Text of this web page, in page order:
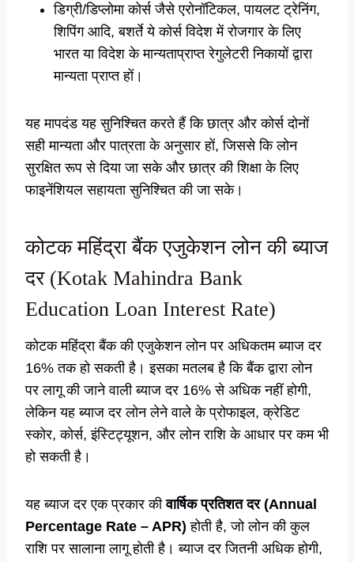
डिग्री/डिप्लोमा कोर्स जैसे एरोनॉटिकल, पायलट ट्रेनिंग,
शिपिंग आदि, बशर्ते ये कोर्स विदेश में रोजगार के लिए
भारत या विदेश के मान्यताप्राप्त रेगुलेटरी निकायों द्वारा
मान्यता प्राप्त हों।
यह मापदंड यह सुनिश्चित करते हैं कि छात्र और कोर्स दोनों
सही मान्यता और पात्रता के अनुसार हों, जिससे कि लोन
सुरक्षित रूप से दिया जा सके और छात्र की शिक्षा के लिए
फाइनेंशियल सहायता सुनिश्चित की जा सके।
कोटक महिंद्रा बैंक एजुकेशन लोन की ब्याज
दर (Kotak Mahindra Bank
Education Loan Interest Rate)
कोटक महिंद्रा बैंक की एजुकेशन लोन पर अधिकतम ब्याज दर
16% तक हो सकती है। इसका मतलब है कि बैंक द्वारा लोन
पर लागू की जाने वाली ब्याज दर 16% से अधिक नहीं होगी,
लेकिन यह ब्याज दर लोन लेने वाले के प्रोफाइल, क्रेडिट
स्कोर, कोर्स, इंस्टिट्यूशन, और लोन राशि के आधार पर कम भी
हो सकती है।
यह ब्याज दर एक प्रकार कीवार्षिक प्रतिशत दर (Annual
Percentage Rate – APR) होती है, जो लोन की कुल
राशि पर सालाना लागू होती है। ब्याज दर जितनी अधिक होगी,